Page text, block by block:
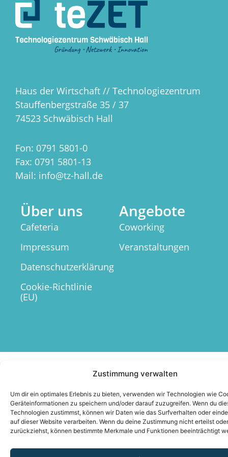
Zustimmung verwalten
Um dir ein optimales Erlebnis zu bieten, verwenden wir Technologien wie
Geräteinformationen zu speichern und/oder darauf zuzugreifen. Wenn du
Technologien zustimmst, können wir Daten wie das Surfverhalten oder
auf dieser Website verarbeiten. Wenn du deine Zustimmung nicht erteilst oder
zurückziehst, können bestimmte Merkmale und Funktionen beeinträchtigt
Haus der Wirtschaft // Technologiezentrum
Stauffenbergstraße 35 / 37
74523 Schwäbisch Hall
Fon: 0791 5801-0
Fax: 0791 5801-13
Mail: info@tz-hall.de
Über uns
Cafeteria
Impressum
Datenschutzerklärung
Cookie-Richtlinie
(EU)
Angebote
Coworking
Veranstaltungen